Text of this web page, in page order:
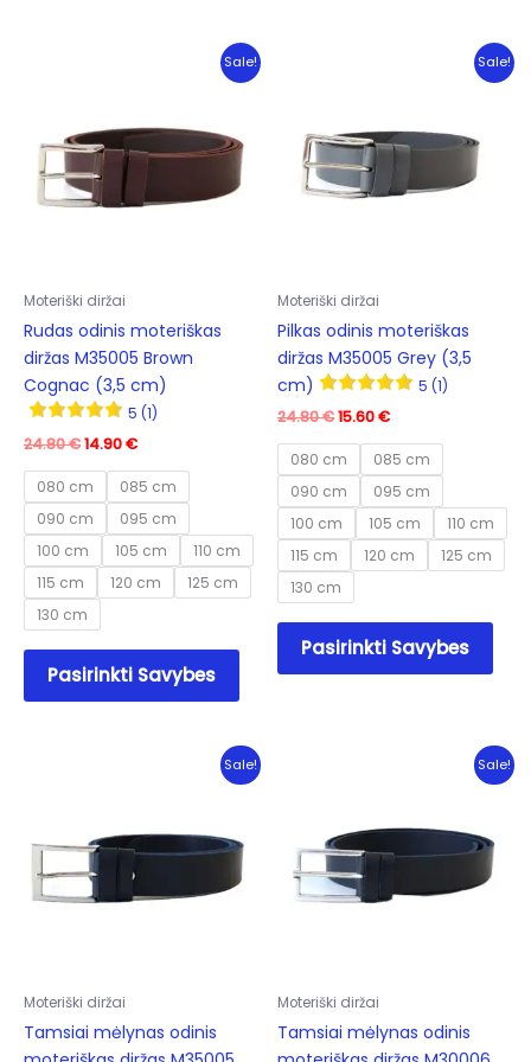
variants.
The
may
be
chosen
page
The
Sale!
Moteriški diržai
Rudas odinis moteriškas
diržas M35005 Brown
Cognac (3,5 cm)
5 (1)
24.80€Original
was:
24.80 €.
14.90€Current
is:
14.90 €.
080 cm
085 cm
090 cm
095 cm
100 cm
105 cm
110 cm
115 cm
120 cm
125 cm
130 cm
Pasirinkti Savybes
This
product
has
variants.
The
may
be
chosen
page
Sale!
Moteriški diržai
Pilkas odinis moteriškas
diržas M35005 Grey (3,5
cm)
5 (1)
24.80€Original
was:
24.80 €.
15.60€Current
is:
15.60 €.
080 cm
085 cm
090 cm
095 cm
100 cm
105 cm
110 cm
115 cm
120 cm
125 cm
130 cm
Pasirinkti Savybes
This
has
The
be
Sale!
Moteriški diržai
Tamsiai mėlynas odinis
Sale!
Moteriški diržai
Tamsiai mėlynas odinis